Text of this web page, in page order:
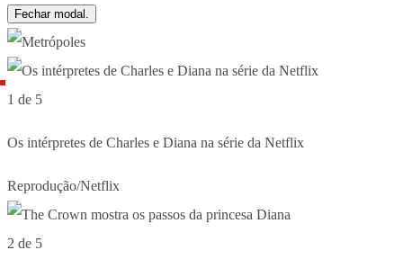
Fechar modal.
1 de 5
Os intérpretes de Charles e Diana na série da Netflix
Reprodução/Netflix
2 de 5